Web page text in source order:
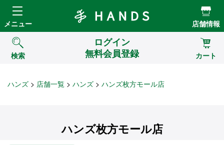
Hands ハンズ
メニュー 店舗情報
検索
ログイン
無料会員登録
カート
ハンズ 店舗一覧 ハンズ ハンズ枚方モール店
ハンズ枚方モール店